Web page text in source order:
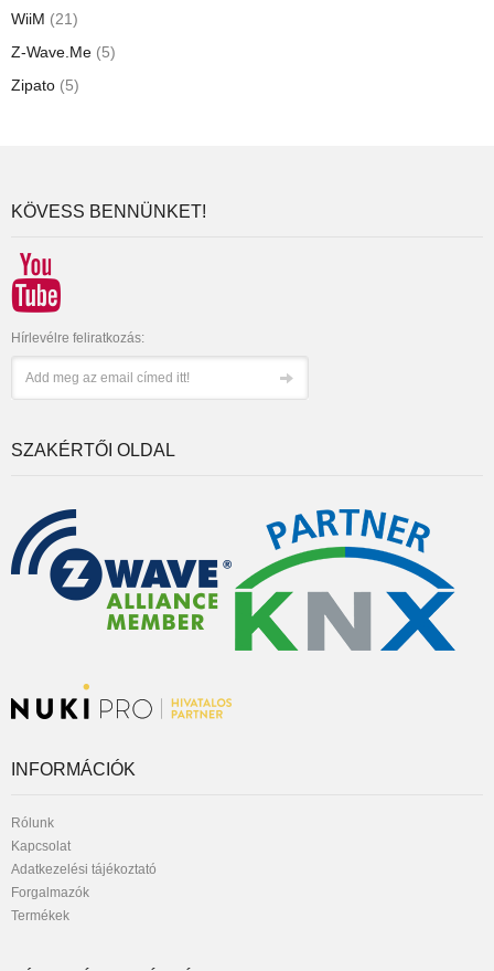
WiiM (21)
Z-Wave.Me (5)
Zipato (5)
KÖVESS BENNÜNKET!
Hírlevélre feliratkozás:
SZAKÉRTŐI OLDAL
INFORMÁCIÓK
Rólunk
Kapcsolat
Adatkezelési tájékoztató
Forgalmazók
Termékek